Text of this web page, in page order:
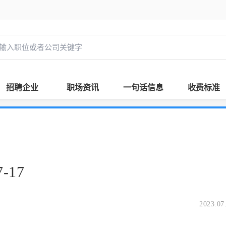
招聘企业 职场资讯 一句话信息 收费标准
17